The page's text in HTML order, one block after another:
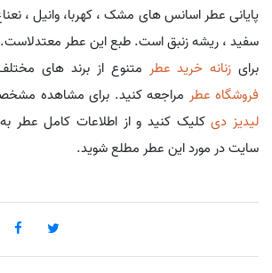
پایانی عطر اسانس های مشک ، کهربا، وانیل ،
سفید ، ریشه زنبق است. طبع این عطر معتدلاست.
برای زنانه خرید عطر متنوع از برند های
فروشگاه عطر مراجعه کنید. برای مشاهده
لیدیز دیکلیک کنید و از اطلاعات کامل عطر به
سایت در مورد این عطر مطلع شوید.